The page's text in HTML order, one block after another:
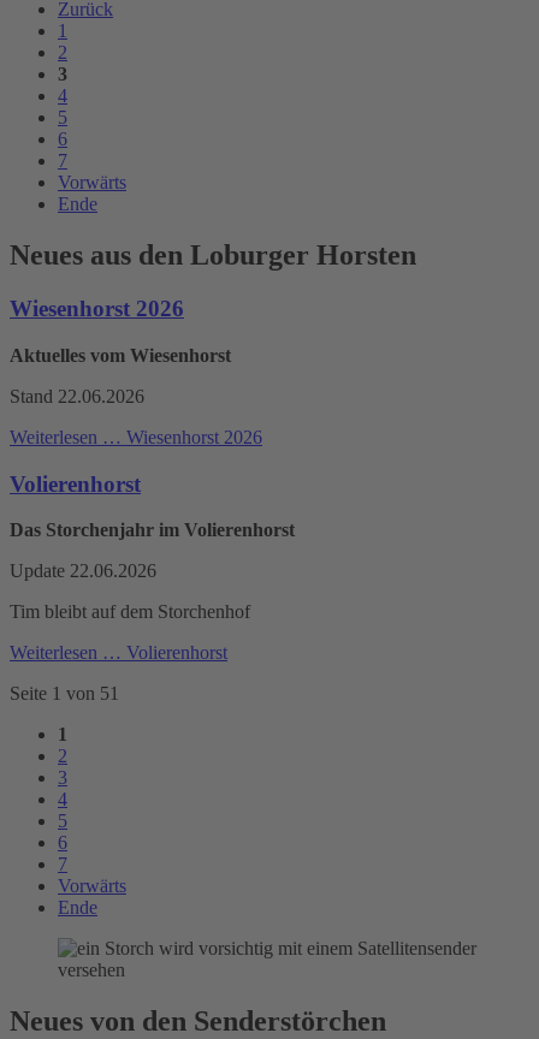
Zurück
1
2
3
4
5
6
7
Vorwärts
Ende
Neues aus den Loburger Horsten
Wiesenhorst 2026
Aktuelles vom Wiesenhorst
Stand 22.06.2026
Weiterlesen … Wiesenhorst 2026
Volierenhorst
Das Storchenjahr im Volierenhorst
Update 22.06.2026
Tim bleibt auf dem Storchenhof
Weiterlesen … Volierenhorst
Seite 1 von 51
1
2
3
4
5
6
7
Vorwärts
Ende
Neues von den Senderstörchen